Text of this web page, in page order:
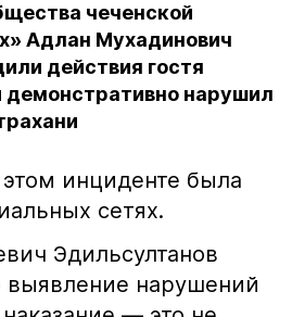
чеченской
Адлан Мухадинович
действия гостя
демонстративно нарушил
инциденте была
сетях.
Эдильсултанов
выявление нарушений